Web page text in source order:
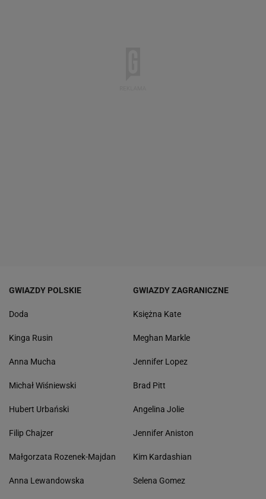
GWIAZDY POLSKIE
Doda
Kinga Rusin
Anna Mucha
Michał Wiśniewski
Hubert Urbański
Filip Chajzer
Małgorzata Rozenek-Majdan
Anna Lewandowska
GWIAZDY ZAGRANICZNE
Księżna Kate
Meghan Markle
Jennifer Lopez
Brad Pitt
Angelina Jolie
Jennifer Aniston
Kim Kardashian
Selena Gomez